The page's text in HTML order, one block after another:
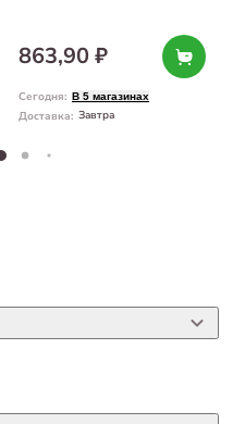
863,90 ₽
Сегодня: В 5 магазинах
Доставка: Завтра